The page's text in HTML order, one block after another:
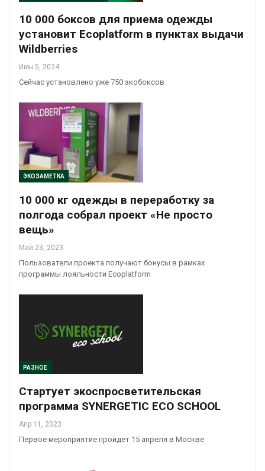
10 000 боксов для приема одежды
установит Ecoplatform в пунктах выдачи
Wildberries
Июн 5, 2024
Сейчас установлено уже 750 экобоксов
ЭКОЗАМЕТКА
10 000 кг одежды в переработку за
полгода собрал проект «Не просто
вещь»
Май 23, 2023
Пользователи проекта получают бонусы в рамках
программы лояльности Ecoplatform
РАЗНОЕ
Стартует экоспросветительская
программа SYNERGETIC ECO SCHOOL
Апр 11, 2023
Первое мероприятие пройдет 15 апреля в Москве